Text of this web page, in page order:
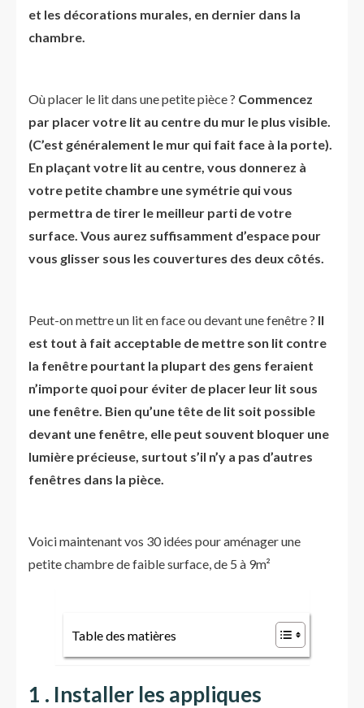
et les décorations murales, en dernier dans la
chambre.
Où placer le lit dans une petite pièce ? Commencez
par placer votre lit au centre du mur le plus visible.
(C’est généralement le mur qui fait face à la porte).
En plaçant votre lit au centre, vous donnerez à
votre petite chambre une symétrie qui vous
permettra de tirer le meilleur parti de votre
surface. Vous aurez suffisamment d’espace pour
vous glisser sous les couvertures des deux côtés.
Peut-on mettre un lit en face ou devant une fenêtre ? Il
est tout à fait acceptable de mettre son lit contre
la fenêtre pourtant la plupart des gens feraient
n’importe quoi pour éviter de placer leur lit sous
une fenêtre. Bien qu’une tête de lit soit possible
devant une fenêtre, elle peut souvent bloquer une
lumière précieuse, surtout s’il n’y a pas d’autres
fenêtres dans la pièce.
Voici maintenant vos 30 idées pour aménager une
petite chambre de faible surface, de 5 à 9m²
Table des matières
1 . Installer les appliques